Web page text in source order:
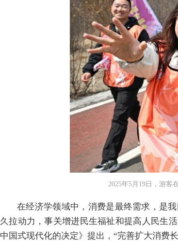
2025年5月19日，游客
在经济学领域中，消费是最终需求，是
久拉动力，事关增进民生福祉和提高人民生
中国式现代化的决定》提出，“完善扩大消费